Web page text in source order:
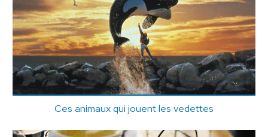
Ces animaux qui jouent les vedettes